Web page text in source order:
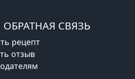
ОБРАТНАЯ СВЯЗЬ
рецепт
отзыв